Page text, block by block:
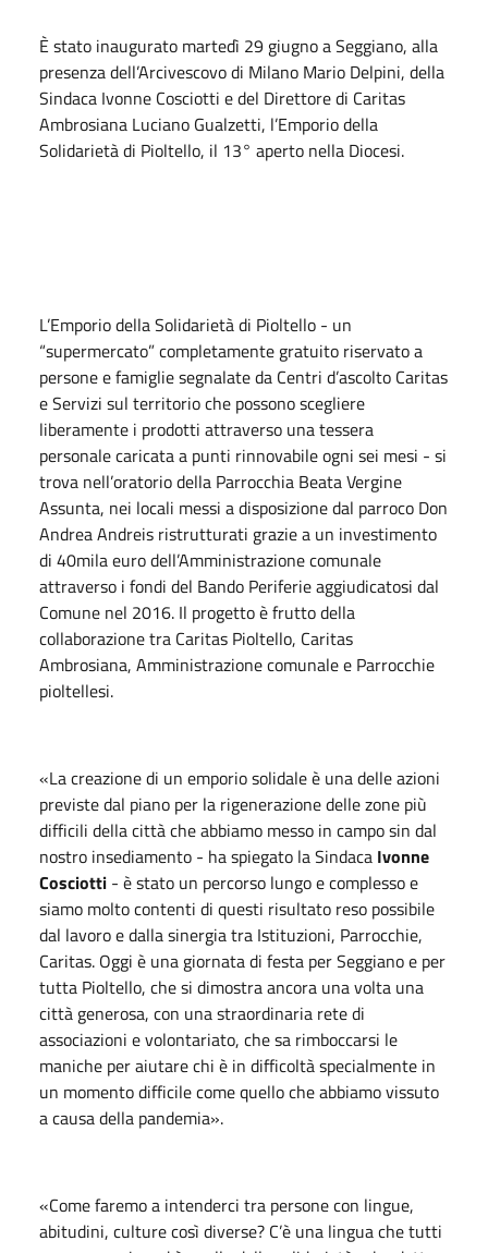
È stato inaugurato martedì 29 giugno a Seggiano, alla
presenza dell’Arcivescovo di Milano Mario Delpini, della
Sindaca Ivonne Cosciotti e del Direttore di Caritas
Ambrosiana Luciano Gualzetti, l’Emporio della
Solidarietà di Pioltello, il 13° aperto nella Diocesi.
L’Emporio della Solidarietà di Pioltello - un
“supermercato” completamente gratuito riservato a
persone e famiglie segnalate da Centri d’ascolto Caritas
e Servizi sul territorio che possono scegliere
liberamente i prodotti attraverso una tessera
personale caricata a punti rinnovabile ogni sei mesi - si
trova nell’oratorio della Parrocchia Beata Vergine
Assunta, nei locali messi a disposizione dal parroco Don
Andrea Andreis ristrutturati grazie a un investimento
di 40mila euro dell’Amministrazione comunale
attraverso i fondi del Bando Periferie aggiudicatosi dal
Comune nel 2016. Il progetto è frutto della
collaborazione tra Caritas Pioltello, Caritas
Ambrosiana, Amministrazione comunale e Parrocchie
pioltellesi.
«La creazione di un emporio solidale è una delle azioni
previste dal piano per la rigenerazione delle zone più
difficili della città che abbiamo messo in campo sin dal
nostro insediamento - ha spiegato la Sindaca Ivonne
Cosciotti - è stato un percorso lungo e complesso e
siamo molto contenti di questi risultato reso possibile
dal lavoro e dalla sinergia tra Istituzioni, Parrocchie,
Caritas. Oggi è una giornata di festa per Seggiano e per
tutta Pioltello, che si dimostra ancora una volta una
città generosa, con una straordinaria rete di
associazioni e volontariato, che sa rimboccarsi le
maniche per aiutare chi è in difficoltà specialmente in
un momento difficile come quello che abbiamo vissuto
a causa della pandemia».
«Come faremo a intenderci tra persone con lingue,
abitudini, culture così diverse? C’è una lingua che tutti